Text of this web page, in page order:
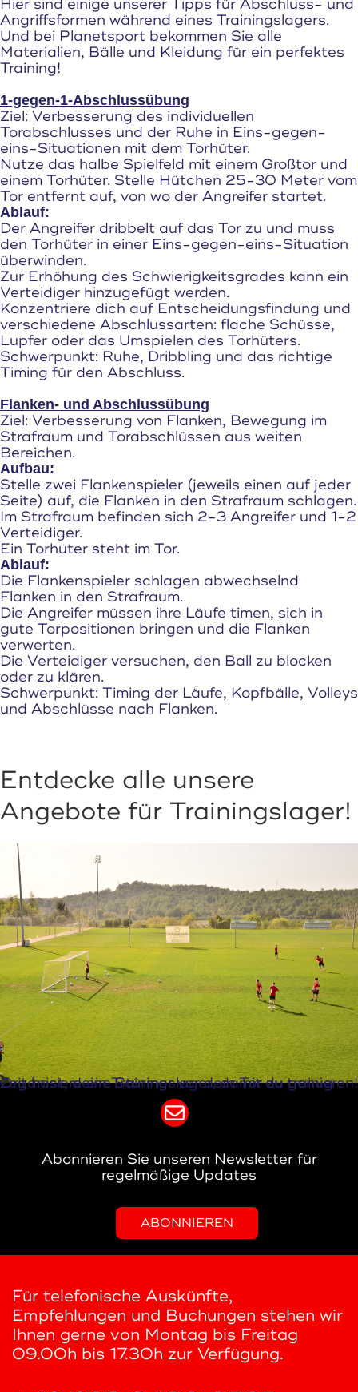
Hier sind einige unserer Tipps für Abschluss- und
Angriffsformen während eines Trainingslagers.
Und bei Planetsport bekommen Sie alle
Materialien, Bälle und Kleidung für ein perfektes
Training!
1-gegen-1-Abschlussübung
Ziel: Verbesserung des individuellen
Torabschlusses und der Ruhe in Eins-gegen-
eins-Situationen mit dem Torhüter.
Nutze das halbe Spielfeld mit einem Großtor und
einem Torhüter. Stelle Hütchen 25-30 Meter vom
Tor entfernt auf, von wo der Angreifer startet.
Ablauf:
Der Angreifer dribbelt auf das Tor zu und muss
den Torhüter in einer Eins-gegen-eins-Situation
überwinden.
Zur Erhöhung des Schwierigkeitsgrades kann ein
Verteidiger hinzugefügt werden.
Konzentriere dich auf Entscheidungsfindung und
verschiedene Abschlussarten: flache Schüsse,
Lupfer oder das Umspielen des Torhüters.
Schwerpunkt: Ruhe, Dribbling und das richtige
Timing für den Abschluss.
Flanken- und Abschlussübung
Ziel: Verbesserung von Flanken, Bewegung im
Strafraum und Torabschlüssen aus weiten
Bereichen.
Aufbau:
Stelle zwei Flankenspieler (jeweils einen auf jeder
Seite) auf, die Flanken in den Strafraum schlagen.
Im Strafraum befinden sich 2-3 Angreifer und 1-2
Verteidiger.
Ein Torhüter steht im Tor.
Ablauf:
Die Flankenspieler schlagen abwechselnd
Flanken in den Strafraum.
Die Angreifer müssen ihre Läufe timen, sich in
gute Torpositionen bringen und die Flanken
verwerten.
Die Verteidiger versuchen, den Ball zu blocken
oder zu klären.
Schwerpunkt: Timing der Läufe, Kopfbälle, Volleys
und Abschlüsse nach Flanken.
Entdecke alle unsere
Angebote für Trainingslager!
Organisiere ein Trainingslager, damit du genug Zeit hast, deine Stürmer vor dem Tor zu trainieren!
Abonnieren Sie unseren Newsletter für
regelmäßige Updates
ABONNIEREN
Für telefonische Auskünfte,
Empfehlungen und Buchungen stehen wir
Ihnen gerne von Montag bis Freitag
09.00h bis 17.30h zur Verfügung.